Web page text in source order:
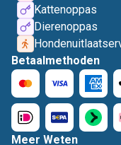
Kattenoppas
Dierenoppas
Betaalmethoden
Meer Weten